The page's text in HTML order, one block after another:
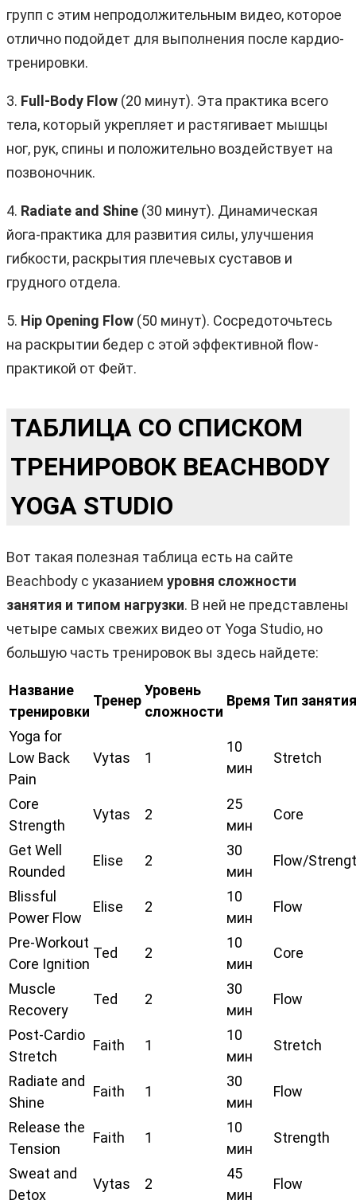
групп с этим непродолжительным видео, которое
отлично подойдет для выполнения после кардио-
тренировки.
3. Full-Body Flow (20 минут). Эта практика всего
тела, который укрепляет и растягивает мышцы
ног, рук, спины и положительно воздействует на
позвоночник.
4. Radiate and Shine (30 минут). Динамическая
йога-практика для развития силы, улучшения
гибкости, раскрытия плечевых суставов и
грудного отдела.
5. Hip Opening Flow (50 минут). Сосредоточьтесь
на раскрытии бедер с этой эффективной flow-
практикой от Фейт.
ТАБЛИЦА СО СПИСКОМ
ТРЕНИРОВОК BEACHBODY
YOGA STUDIO
Вот такая полезная таблица есть на сайте
Beachbody с указанием уровня сложности
занятия и типом нагрузки. В ней не представлены
четыре самых свежих видео от Yoga Studio, но
большую часть тренировок вы здесь найдете:
Название
тренировки
Тренер
Уровень
сложности
Время Тип занятия
Yoga for
Low Back
Pain
Vytas 1
10
мин
Stretch
Core
Strength
Vytas 2
25
мин
Core
Get Well
Rounded
Elise 2
30
мин
Flow/
Blissful
Power Flow
Elise 2
10
мин
Flow
Pre-Workout
Core Ignition
Ted 2
10
мин
Core
Muscle
Recovery
Ted 2
30
мин
Flow
Post-Cardio
Stretch
Faith 1
10
мин
Stretch
Radiate and
Shine
Faith 1
30
мин
Flow
Release the
Tension
Faith 1
10
мин
Strength
Sweat and
Detox
Vytas 2
45
мин
Flow